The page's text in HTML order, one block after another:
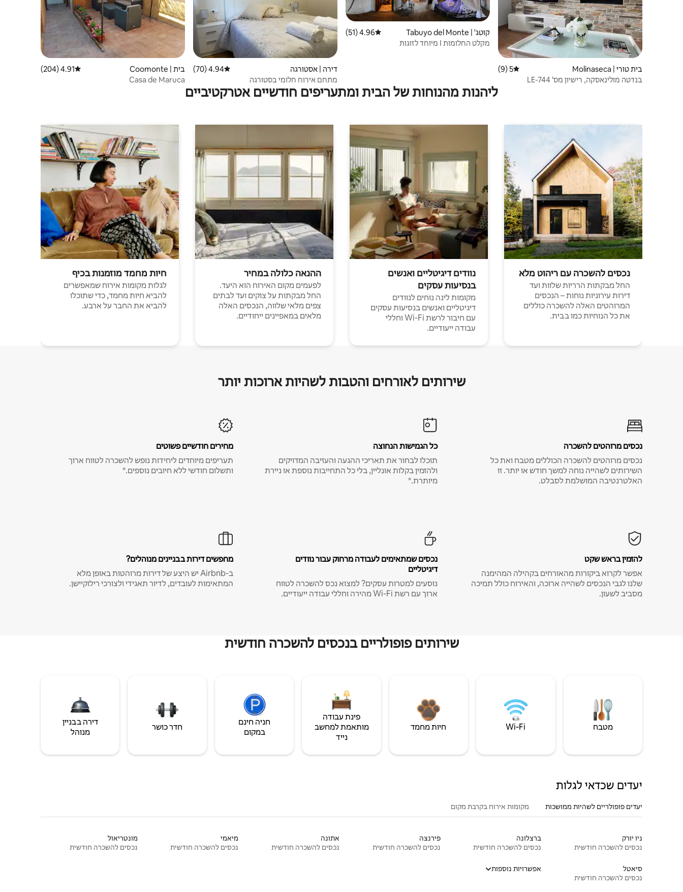
בית טורי | Molinaseca דירוג ממוצע של 5 מתוך 5, 9 ביקורות
5 (9)
בנדטה מולינאסקה, רישיון מס' LE-744
קוטג' | Tabuyo del Monte דירוג ממוצע של 4.96 מתוך 5, 51 ביקורות
4.96 (51)
מקלט החלומות I מיוחד לזוגות
דירה | אסטורגה דירוג ממוצע של 4.94 מתוך 5, 70 ביקורות
4.94 (70)
מתחם אירוח חלומי בסטורגה
בית | Coomonte דירוג ממוצע של 4.91 מתוך 5, 204 ביקורות
4.91 (204)
Casa de Maruca
ליהנות מהנוחות של הבית ומתעריפים חודשיים אטרקטיביים
נכסים להשכרה עם ריהוט מלא
החל מבקתות הרריות שלוות ועד
דירות עירוניות נוחות – הנכסים
המרוהטים האלה להשכרה כוללים
את כל הנוחיות כמו בבית.
נוודים דיגיטליים ואנשים
בנסיעות עסקים
מקומות לינה נוחים לנוודים
דיגיטליים ואנשים בנסיעות עסקים
עם חיבור לרשת Wi-Fi וחללי
עבודה ייעודיים.
ההנאה כלולה במחיר
לפעמים מקום האירוח הוא היעד.
החל מבקתות על צוקים ועד לבתים
צפים מלאי שלווה, הנכסים האלה
מלאים במאפיינים ייחודיים.
חיות מחמד מוזמנות בכיף
לגלות מקומות אירוח שמאפשרים
להביא חיות מחמד, כדי שתוכלו
להביא את החבר על ארבע.
שירותים לאורחים והטבות לשהיות ארוכות יותר
נכסים מרוהטים להשכרה
נכסים מרוהטים להשכרה הכוללים מטבח ואת כל
השירותים לשהייה נוחה למשך חודש או יותר. זו
האלטרנטיבה המושלמת לסבלט.
כל הגמישות הנחוצה
תוכלו לבחור את תאריכי ההגעה והעזיבה המדויקים
ולהזמין בקלות אונליין, בלי כל התחייבות נוספת או ניירת
מיותרת.*
מחירים חודשיים פשוטים
תעריפים מיוחדים ליחידות נופש להשכרה לטווח ארוך
ותשלום חודשי ללא חיובים נוספים.*
להזמין בראש שקט
אפשר לקרוא ביקורות מהאורחים בקהילה המהימנה
שלנו לגבי הנכסים לשהייה ארוכה, והאירוח כולל תמיכה
מסביב לשעון.
נכסים שמתאימים לעבודה מרחוק עבור נוודים
דיגיטליים
נוסעים למטרות עסקים? למצוא נכס להשכרה לטווח
ארוך עם רשת Wi-Fi מהירה וחללי עבודה ייעודיים.
מחפשים דירות בבניינים מנוהלים?
ב-Airbnb יש היצע של דירות מרוהטות באופן מלא
המתאימות לעובדים, לדיור תאגידי ולצורכי רילוקיישן.
שירותים פופולריים בנכסים להשכרה חודשית
מטבח Wi‑Fi חיות מחמד
פינת עבודה
מותאמת למחשב
נייד
חניה חינם
במקום
חדר כושר
דירה בבניין
מנוהל
יעדים שכדאי לגלות
יעדים פופולריים לשהיות ממושכות מקומות אירוח בקרבת מקום
ניו יורק
נכסים להשכרה חודשית
ברצלונה
נכסים להשכרה חודשית
פירנצה
נכסים להשכרה חודשית
אתונה
נכסים להשכרה חודשית
מיאמי
נכסים להשכרה חודשית
מונטריאול
נכסים להשכרה חודשית
סיאטל
נכסים להשכרה חודשית
אפשרויות נוספות